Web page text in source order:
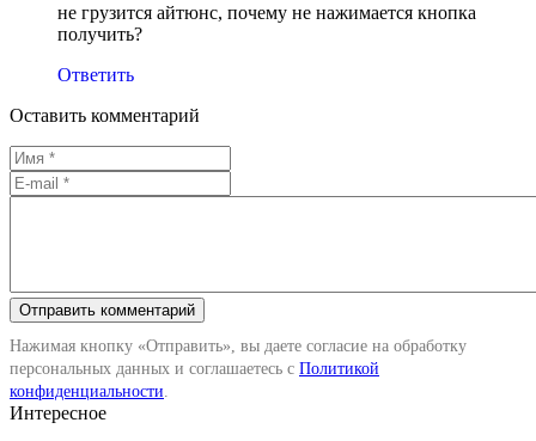
не грузится айтюнс, почему не нажимается кнопка
получить?
Ответить
Оставить комментарий
Нажимая кнопку «Отправить», вы даете согласие на обработку
персональных данных и соглашаетесь с Политикой
конфиденциальности
Интересное